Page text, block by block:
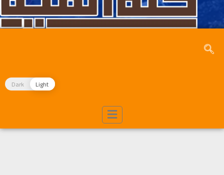
Light
Dark